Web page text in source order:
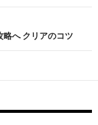
略へ クリアのコツ